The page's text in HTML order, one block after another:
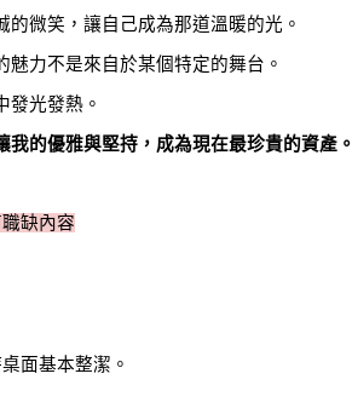
微笑，讓自己成為那道溫暖的光。
力不是來自於某個特定的舞台。
發光發熱。
的優雅與堅持，成為現在最珍貴的資產。
缺內容
面基本整潔。